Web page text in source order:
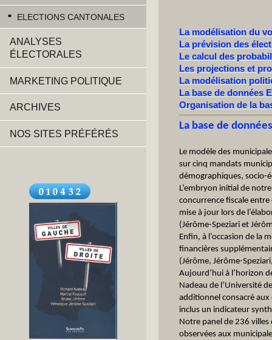
ELECTIONS CANTONALES
ANALYSES
ÉLECTORALES
MARKETING POLITIQUE
ARCHIVES
NOS SITES PRÉFÉRÉS
La modélisation du
La prévision des
Le calcul des
Les projections et
La modélisation
La base de données
Organisation de la
La base de
Le modèle des
sur cinq mandats
démographiques, socio-
L’embryon initial de
concurrence fiscale
mise à jour lors de
(Jérôme-Speziari et
Enfin, à l’occasion de la
financières
(Jérôme, Jérôme-
Aujourd’hui à l’horizon
Nadeau de l’Université
additionnel consacré
inclus un indicateur
Notre panel de 236
observées aux